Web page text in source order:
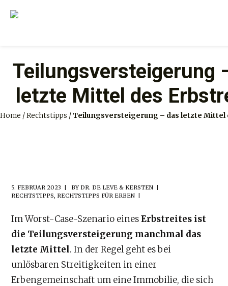
Teilungsversteigerung
letzte Mittel des
Home /Rechtstipps /Teilungsversteigerung – das letzte Mittel
5. FEBRUAR 2023 BY DR. DE LEVE & KERSTEN
RECHTSTIPPS, RECHTSTIPPS FÜR ERBEN
Im Worst-Case-Szenario einesErbstreites ist
die Teilungsversteigerung manchmal das
letzte Mittel. In der Regel geht es bei
unlösbaren Streitigkeiten in einer
Erbengemeinschaft um eine Immobilie, die sich